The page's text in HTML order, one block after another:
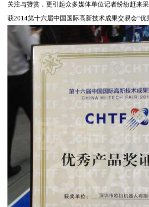
关注与赞赏，更引起众多媒体单位记者纷纷赶来
获2014第十六届中国国际高新技术成果交易会“优